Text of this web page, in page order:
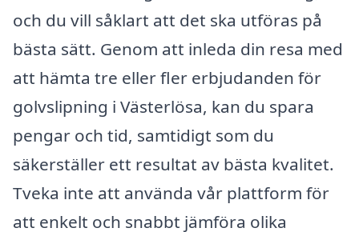
och du vill såklart att det ska utföras på
bästa sätt. Genom att inleda din resa med
att hämta tre eller fler erbjudanden för
golvslipning i Västerlösa, kan du spara
pengar och tid, samtidigt som du
säkerställer ett resultat av bästa kvalitet.
Tveka inte att använda vår plattform för
att enkelt och snabbt jämföra olika